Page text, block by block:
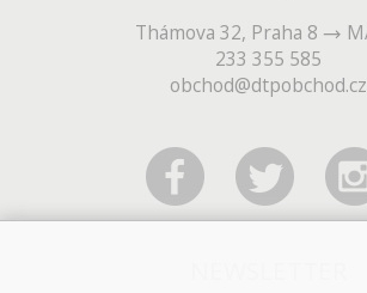
Thámova 32, Praha 8
233 355 585
obchod@dtpobchod.cz